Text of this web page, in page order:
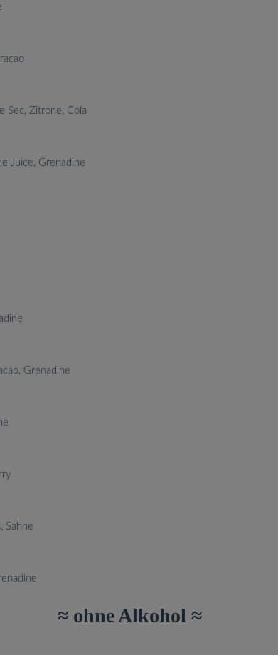
Sec, Zitrone, Cola
Juice, Grenadine
Grenadine
Sahne
≈ ohne Alkohol ≈